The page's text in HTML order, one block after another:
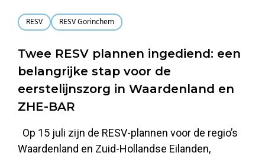
RESV RESV Gorinchem
Twee RESV plannen ingediend: een
belangrijke stap voor de
eerstelijnszorg in Waardenland en
ZHE-BAR
Op 15 juli zijn de RESV-plannen voor de regio’s
Waardenland en Zuid-Hollandse Eilanden,